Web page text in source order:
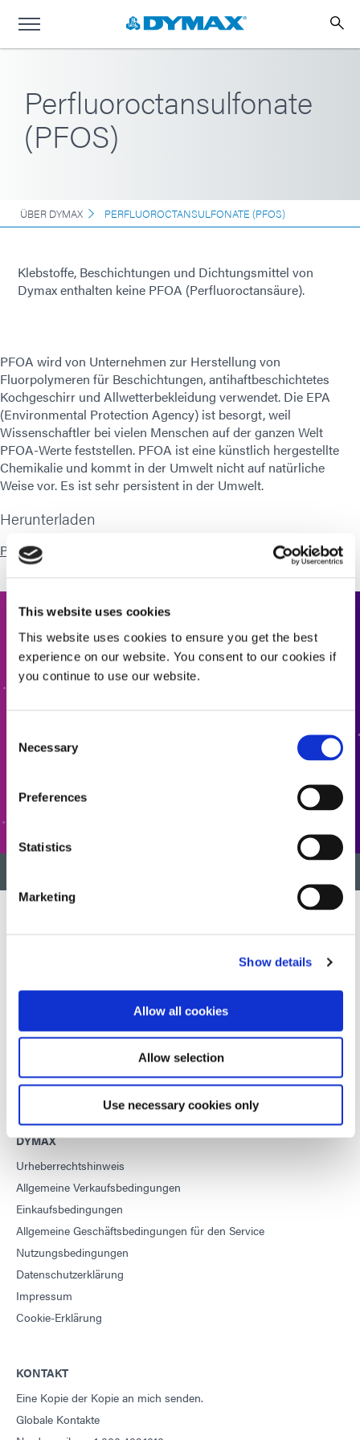
This website uses cookies
This website uses cookies to ensure you get the best
experience on our website. You consent to our cookies if
you continue to use our website.
Selection
Necessary
Preferences
Statistics
Marketing
Show details
Allow all cookies
Allow selection
Use necessary cookies only
Perfluoroctansulfonate
(PFOS)
ÜBER DYMAX PERFLUOROCTANSULFONATE (PFOS)
Klebstoffe, Beschichtungen und Dichtungsmittel von
Dymax enthalten keine PFOA (Perfluoroctansäure).
PFOA wird von Unternehmen zur Herstellung von
Fluorpolymeren für Beschichtungen, antihaftbeschichtetes
Kochgeschirr und Allwetterbekleidung verwendet. Die EPA
(Environmental Protection Agency) ist besorgt, weil
Wissenschaftler bei vielen Menschen auf der ganzen Welt
PFOA-Werte feststellen. PFOA ist eine künstlich hergestellte
Chemikalie und kommt in der Umwelt nicht auf natürliche
Weise vor. Es ist sehr persistent in der Umwelt.
Herunterladen
PFOS
Kontaktieren Sie uns
Möchten Sie mehr erfahren oder haben Sie Fragen?
Wir entwickeln innovative, schnell härtende und lichthärtende
die Fertigungseffizienz drastisch zu verbessern.
Diese Website ist durch reCAPTCHA geschützt und die
Datenschutzerklärung von GoogleUndServicebedingungen
DYMAX
Urheberrechtshinweis
Allgemeine Verkaufsbedingungen
Einkaufsbedingungen
Allgemeine Geschäftsbedingungen für den Service
Nutzungsbedingungen
Datenschutzerklärung
Impressum
Cookie-Erklärung
KONTAKT
Eine Kopie der Kopie an mich senden.
Globale Kontakte